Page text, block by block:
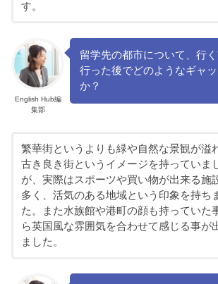
す。
English Hub編
集部
留学先の都市について、行
行った後でどのようなギャ
か？
繁華街というよりも緑や自然な景観が溢
古き良き街というイメージを持っていま
が、実際はスポーツや買い物が出来る施
多く、活気のある地域という印象を持ち
た。また水族館や港町の顔も持っていた
ら英国風な雰囲気を合わせて感じる事が
ました。